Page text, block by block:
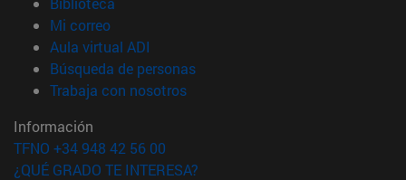
Mi correo(abre en nueva ventana)
Aula virtual ADI
Búsqueda de personas(abre en nueva ventana)
Trabaja con nosotros(abre en nueva ventana)
Información
TFNO +34 948 42 56 00
¿QUÉ GRADO TE INTERESA?